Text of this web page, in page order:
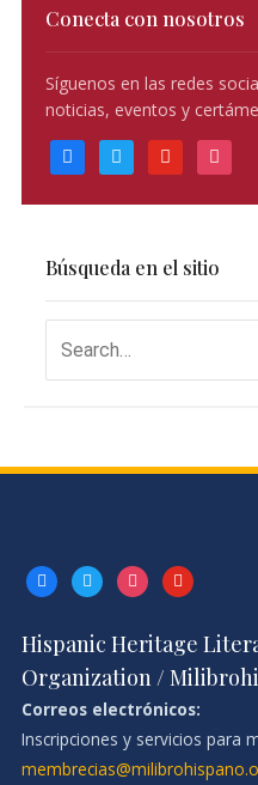
Conecta con nosotros
Síguenos en las redes
noticias, eventos y
facebooktwitter youtube
Búsqueda en el sitio
facebooktwitterinstagramyoutube
Hispanic Heritage
Organization /
Correos electrónicos:
Inscripciones y servicios para